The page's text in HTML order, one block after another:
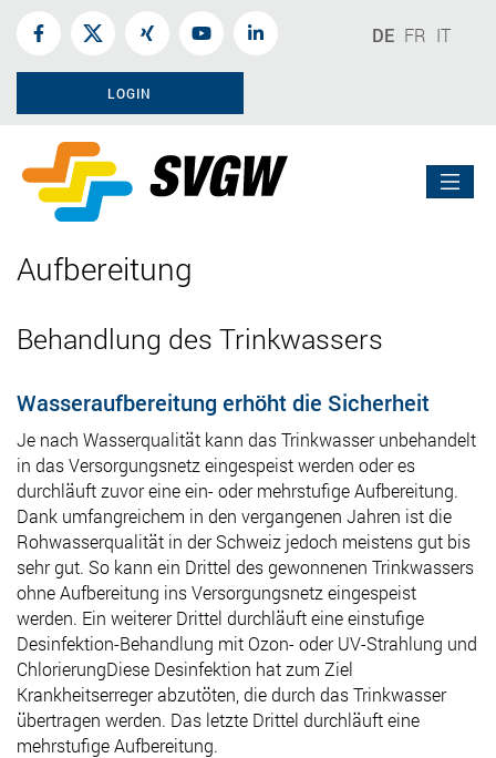
DE FR IT
LOGIN
Aufbereitung
Behandlung des Trinkwassers
Wasseraufbereitung erhöht die Sicherheit
Je nach Wasserqualität kann das Trinkwasser unbehandelt
in das Versorgungsnetz eingespeist werden oder es
durchläuft zuvor eine ein- oder mehrstufige Aufbereitung.
Dank umfangreichem in den vergangenen Jahren ist die
Rohwasserqualität in der Schweiz jedoch meistens gut bis
sehr gut. So kann ein Drittel des gewonnenen Trinkwassers
ohne Aufbereitung ins Versorgungsnetz eingespeist
werden. Ein weiterer Drittel durchläuft eine einstufige
Desinfektion-Behandlung mit Ozon- oder UV-Strahlung und
ChlorierungDiese Desinfektion hat zum Ziel
Krankheitserreger abzutöten, die durch das Trinkwasser
übertragen werden. Das letzte Drittel durchläuft eine
mehrstufige Aufbereitung.